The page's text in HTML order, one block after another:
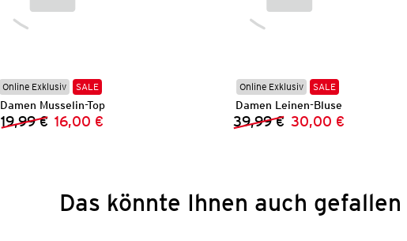
Online Exklusiv SALE
Damen Musselin-Top
Vorheriger Preis:
19,99 € Neuer Preis:
16,00 €
Online Exklusiv SALE
Damen Leinen-Bluse
Vorheriger Preis:
39,99 € Neuer Preis:
30,00 €
Das könnte Ihnen auch gefallen